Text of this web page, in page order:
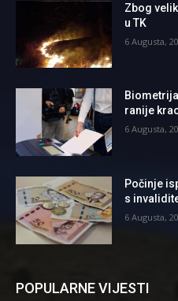
Zbog
u TK
6 Augusta,
ranije
6 Augusta,
Počinje
s
6 Augusta,
POPULARNE VIJESTI